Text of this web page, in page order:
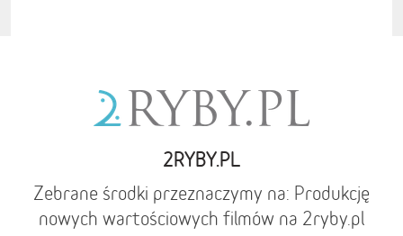
2RYBY.PL
Zebrane środki przeznaczymy na: Produkcję
nowych wartościowych filmów na 2ryby.pl